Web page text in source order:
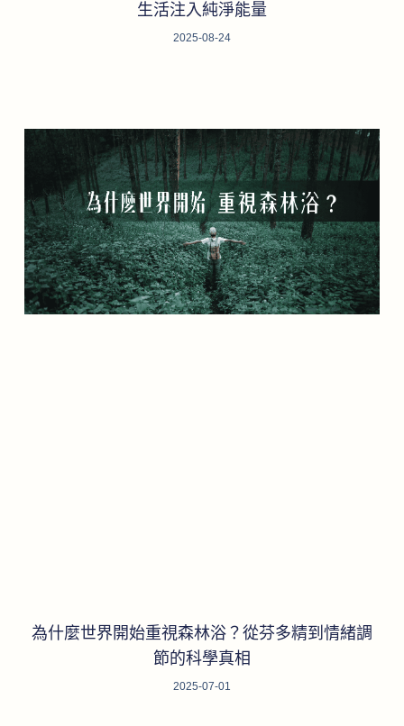
生活注入純淨能量
2025-08-24
為什麼世界開始重視森林浴？從芬多精到情緒調
節的科學真相
2025-07-01